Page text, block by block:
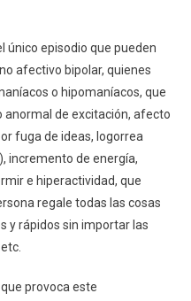
único episodio que pueden
afectivo bipolar, quienes
o hipomaníacos, que
anormal de excitación, afecto
fuga de ideas, logorrea
incremento de energía,
e hiperactividad, que
regale todas las cosas
y rápidos sin importar las
provoca este